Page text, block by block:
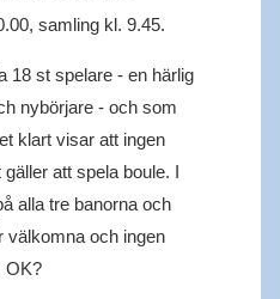
samling kl. 9.45.
18 st spelare - en härlig
nybörjare - och som
klart visar att ingen
att spela boule. I
alla tre banorna och
välkomna och ingen
OK?